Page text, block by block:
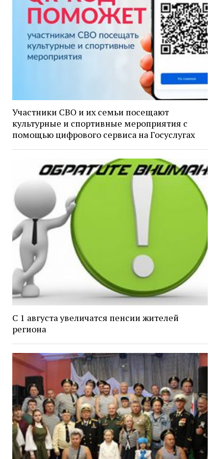
Участники СВО и их семьи посещают
культурные и спортивные мероприятия с
помощью цифрового сервиса на Госуслугах
С 1 августа увеличатся пенсии жителей
региона